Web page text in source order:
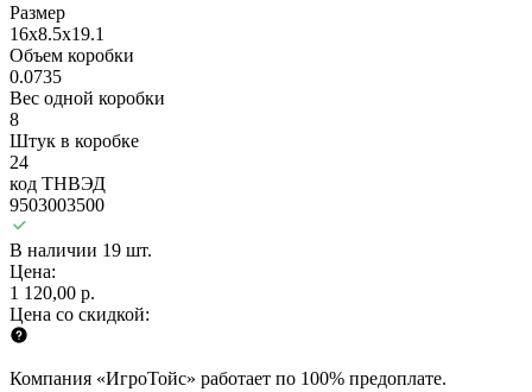
Размер
16x8.5x19.1
Объем коробки
0.0735
Вес одной коробки
8
Штук в коробке
24
код ТНВЭД
9503003500
В наличии 19 шт.
Цена:
1 120,00 р.
Цена со скидкой:
Компания «ИгроТойс» работает по 100% предоплате.